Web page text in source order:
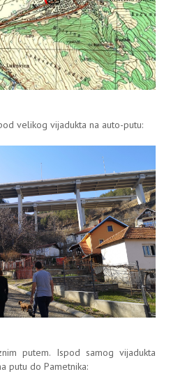
velikog vijadukta na auto-putu:
putem. Ispod samog vijadukta
putu do Pametnika: